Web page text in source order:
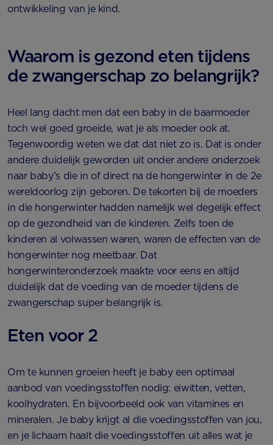
ontwikkeling van je kind.
Waarom is gezond eten tijdens
de zwangerschap zo belangrijk?
Heel lang dacht men dat een baby in de baarmoeder
toch wel goed groeide, wat je als moeder ook at.
Tegenwoordig weten we dat dat niet zo is. Dat is onder
andere duidelijk geworden uit onder andere onderzoek
naar baby’s die in of direct na de hongerwinter in de 2e
wereldoorlog zijn geboren. De tekorten bij de moeders
in die hongerwinter hadden namelijk wel degelijk effect
op de gezondheid van de kinderen. Zelfs toen de
kinderen al volwassen waren, waren de effecten van de
hongerwinter nog meetbaar. Dat
hongerwinteronderzoek maakte voor eens en altijd
duidelijk dat de voeding van de moeder tijdens de
zwangerschap super belangrijk is.
Eten voor 2
Om te kunnen groeien heeft je baby een optimaal
aanbod van voedingsstoffen nodig: eiwitten, vetten,
koolhydraten. En bijvoorbeeld ook van vitamines en
mineralen. Je baby krijgt al die voedingsstoffen van jou,
en je lichaam haalt die voedingsstoffen uit alles wat je